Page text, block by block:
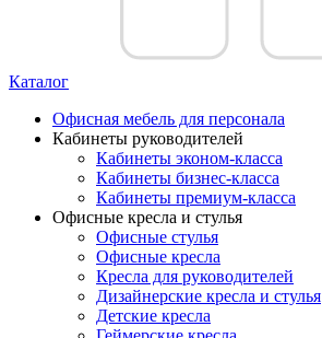
Каталог
Офисная мебель для персонала
Кабинеты руководителей
Кабинеты эконом-класса
Кабинеты бизнес-класса
Кабинеты премиум-класса
Офисные кресла и стулья
Офисные стулья
Офисные кресла
Кресла для руководителей
Дизайнерские кресла и стулья
Детские кресла